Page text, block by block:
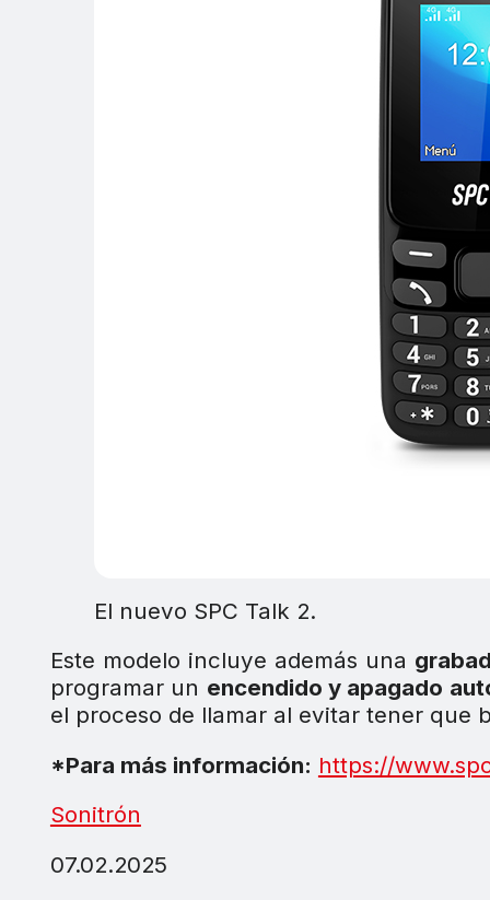
El nuevo SPC Talk 2.
Este modelo incluye además una
programar un encendido y apagado
el proceso de llamar al evitar tener que
*Para más información: https://
Sonitrón
07.02.2025